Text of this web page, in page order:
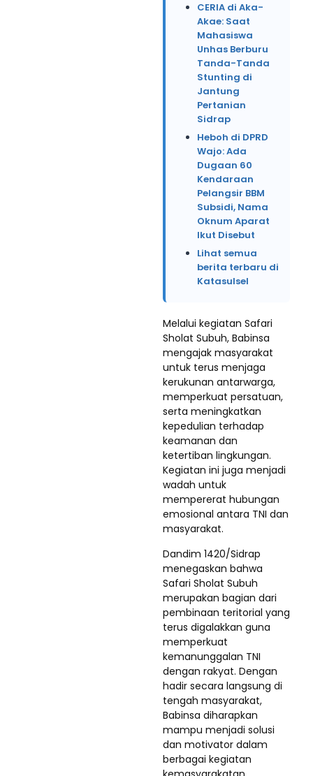
CERIA di Aka-
Akae: Saat
Mahasiswa
Unhas Berburu
Tanda-Tanda
Stunting di
Jantung
Pertanian
Sidrap
Heboh di DPRD
Wajo: Ada
Dugaan 60
Kendaraan
Pelangsir BBM
Subsidi, Nama
Oknum Aparat
Ikut Disebut
Lihat semua
berita terbaru di
Katasulsel
Melalui kegiatan Safari
Sholat Subuh, Babinsa
mengajak masyarakat
untuk terus menjaga
kerukunan antarwarga,
memperkuat persatuan,
serta meningkatkan
kepedulian terhadap
keamanan dan
ketertiban lingkungan.
Kegiatan ini juga menjadi
wadah untuk
mempererat hubungan
emosional antara TNI dan
masyarakat.
Dandim 1420/Sidrap
menegaskan bahwa
Safari Sholat Subuh
merupakan bagian dari
pembinaan teritorial yang
terus digalakkan guna
memperkuat
kemanunggalan TNI
dengan rakyat. Dengan
hadir secara langsung di
tengah masyarakat,
Babinsa diharapkan
mampu menjadi solusi
dan motivator dalam
berbagai kegiatan